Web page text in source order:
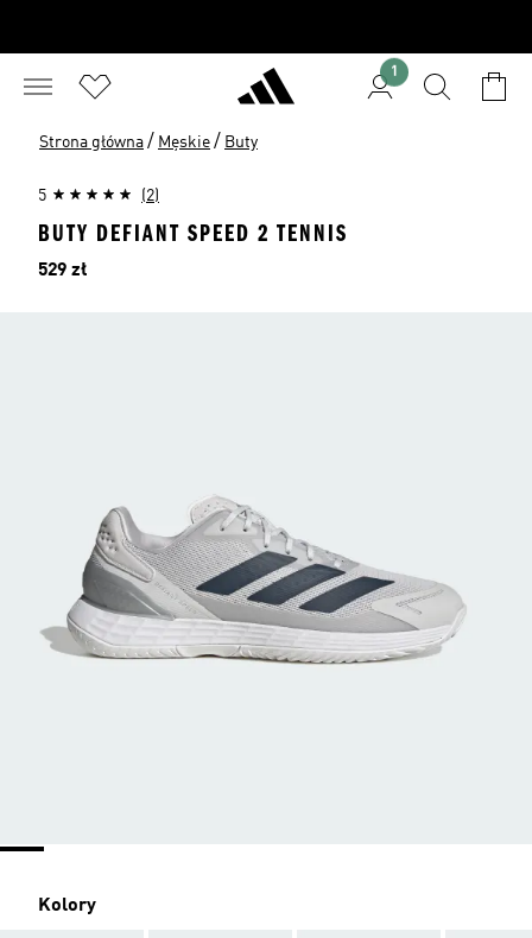
1
Strona główna / Męskie / Buty
5 (2)
BUTY DEFIANT SPEED 2 TENNIS
Cena
529 zł
Kolory